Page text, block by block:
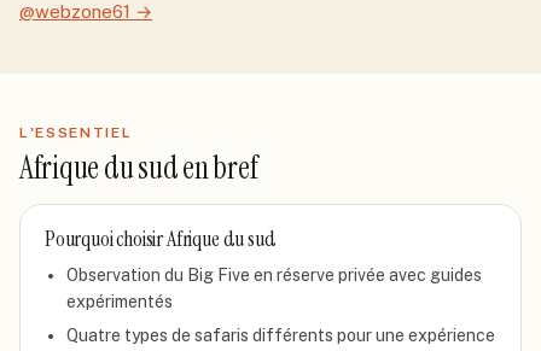
@webzone61 →
L'ESSENTIEL
Afrique du suden bref
Pourquoi choisirAfrique du sud
Observation du Big Five en réserve privée avec guides
expérimentés
Quatre types de safaris différents pour une expérience